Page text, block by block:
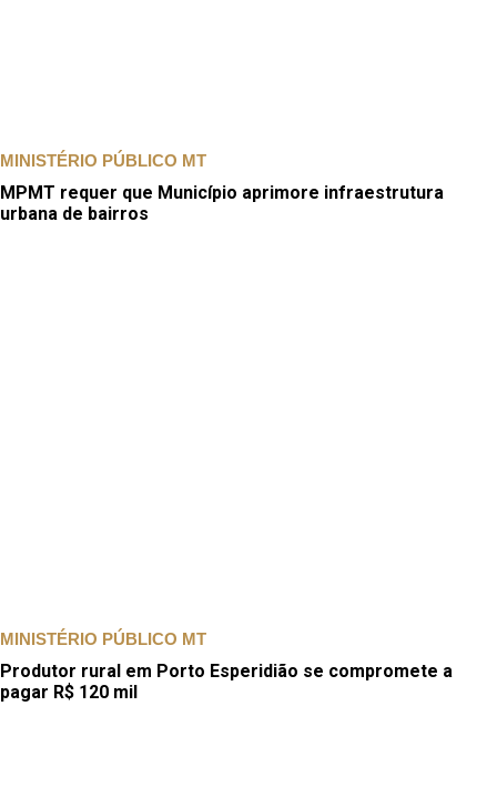
MINISTÉRIO PÚBLICO MT
MPMT requer que Município aprimore infraestrutura
urbana de bairros
MINISTÉRIO PÚBLICO MT
Produtor rural em Porto Esperidião se compromete a
pagar R$ 120 mil